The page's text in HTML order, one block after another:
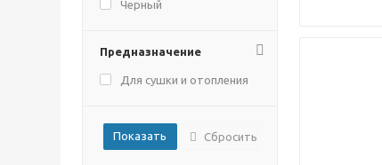
Черный
Предназначение
Для сушки и отопления
Сбросить